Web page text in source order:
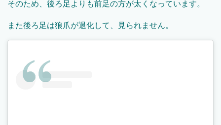
そのため、後ろ足よりも前足の方が太くなっています。
また後ろ足は狼爪が退化して、見られません。